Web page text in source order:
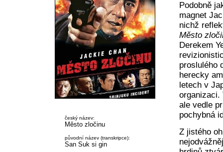
český název:
Město zločinu
původní název (transkripce):
San Suk si gin
Podobně
magnet
nichž
Město
Derekem
proslulého
herecky
letech v
organizaci.
ale vedle
pochybná
Z jistého